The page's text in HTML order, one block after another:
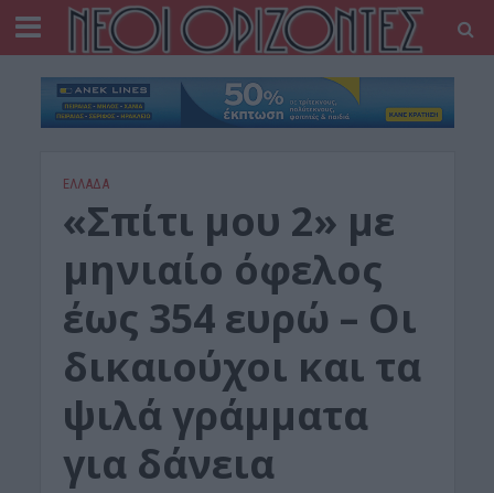
ΕΛΛΑΔΑ
«Σπίτι μου 2» με
μηνιαίο όφελος
έως 354 ευρώ – Οι
δικαιούχοι και τα
ψιλά γράμματα
για δάνεια